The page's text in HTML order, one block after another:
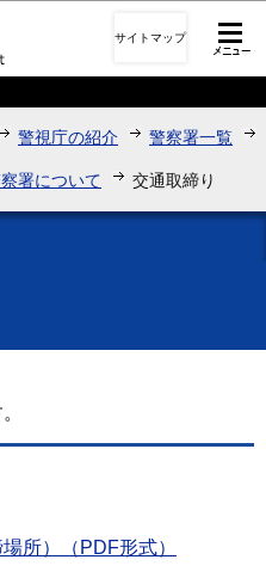
文へ移動
サイトマップ
警視庁の紹介 警察署一覧
署について 交通取締り
所）（PDF形式）